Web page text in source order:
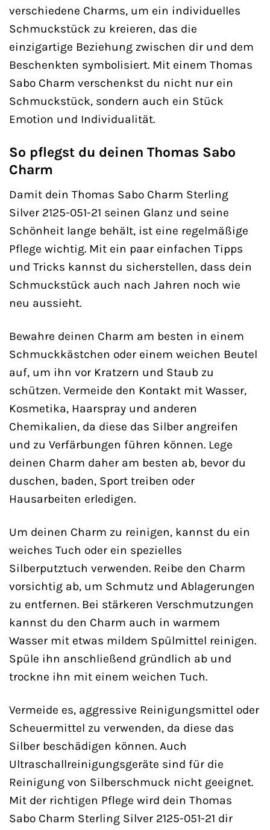
verschiedene Charms, um ein individuelles
Schmuckstück zu kreieren, das die
einzigartige Beziehung zwischen dir und dem
Beschenkten symbolisiert. Mit einem Thomas
Sabo Charm verschenkst du nicht nur ein
Schmuckstück, sondern auch ein Stück
Emotion und Individualität.
So pflegst du deinen Thomas Sabo
Charm
Damit dein Thomas Sabo Charm Sterling
Silver 2125-051-21 seinen Glanz und seine
Schönheit lange behält, ist eine regelmäßige
Pflege wichtig. Mit ein paar einfachen Tipps
und Tricks kannst du sicherstellen, dass dein
Schmuckstück auch nach Jahren noch wie
neu aussieht.
Bewahre deinen Charm am besten in einem
Schmuckkästchen oder einem weichen Beutel
auf, um ihn vor Kratzern und Staub zu
schützen. Vermeide den Kontakt mit Wasser,
Kosmetika, Haarspray und anderen
Chemikalien, da diese das Silber angreifen
und zu Verfärbungen führen können. Lege
deinen Charm daher am besten ab, bevor du
duschen, baden, Sport treiben oder
Hausarbeiten erledigen.
Um deinen Charm zu reinigen, kannst du ein
weiches Tuch oder ein spezielles
Silberputztuch verwenden. Reibe den Charm
vorsichtig ab, um Schmutz und Ablagerungen
zu entfernen. Bei stärkeren Verschmutzungen
kannst du den Charm auch in warmem
Wasser mit etwas mildem Spülmittel reinigen.
Spüle ihn anschließend gründlich ab und
trockne ihn mit einem weichen Tuch.
Vermeide es, aggressive Reinigungsmittel oder
Scheuermittel zu verwenden, da diese das
Silber beschädigen können. Auch
Ultraschallreinigungsgeräte sind für die
Reinigung von Silberschmuck nicht geeignet.
Mit der richtigen Pflege wird dein Thomas
Sabo Charm Sterling Silver 2125-051-21 dir